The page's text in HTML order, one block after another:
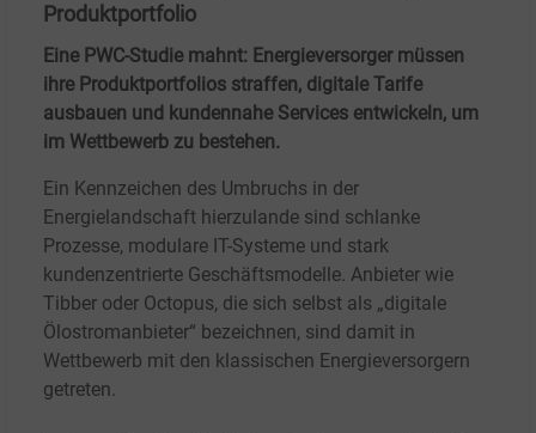
Produktportfolio
Eine PWC-Studie mahnt: Energieversorger müssen
ihre Produktportfolios straffen, digitale Tarife
ausbauen und kundennahe Services entwickeln, um
im Wettbewerb zu bestehen.
Ein Kennzeichen des Umbruchs in der
Energielandschaft hierzulande sind schlanke
Prozesse, modulare IT-Systeme und stark
kundenzentrierte Geschäftsmodelle. Anbieter wie
Tibber oder Octopus, die sich selbst als „digitale
Ölostromanbieter“ bezeichnen, sind damit in
Wettbewerb mit den klassischen Energieversorgern
getreten.